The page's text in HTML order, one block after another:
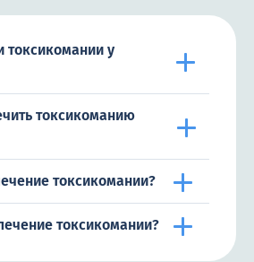
токсикомании у
токсикоманию
токсикомании?
токсикомании?